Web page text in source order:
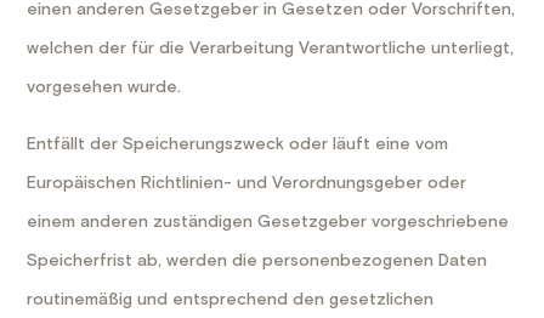
einen anderen Gesetzgeber in Gesetzen oder Vorschriften,
welchen der für die Verarbeitung Verantwortliche unterliegt,
vorgesehen wurde.
Entfällt der Speicherungszweck oder läuft eine vom
Europäischen Richtlinien- und Verordnungsgeber oder
einem anderen zuständigen Gesetzgeber vorgeschriebene
Speicherfrist ab, werden die personenbezogenen Daten
routinemäßig und entsprechend den gesetzlichen